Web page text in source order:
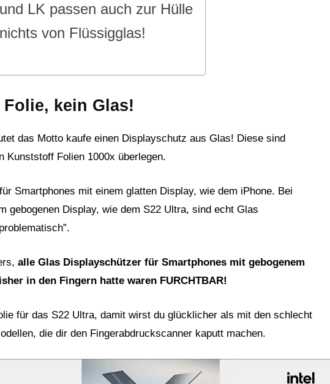
LK passen auch zur Hülle
von Flüssigglas!
kein Glas!
das Motto kaufe einen Displayschutz aus Glas! Diese sind
Kunststoff Folien 1000x überlegen.
Smartphones mit einem glatten Display, wie dem iPhone. Bei
gebogenen Display, wie dem S22 Ultra, sind echt Glas
alle Glas Displayschützer für Smartphones mit gebogenem
in den Fingern hatte waren FURCHTBAR!
für das S22 Ultra, damit wirst du glücklicher als mit den schlecht
die dir den Fingerabdruckscanner kaputt machen.